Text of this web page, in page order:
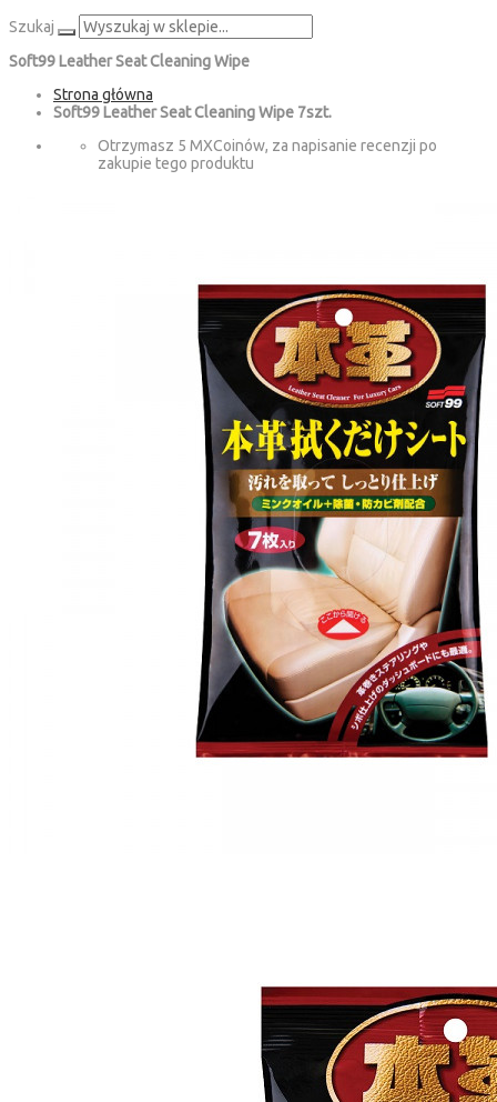
Szukaj
Soft99 Leather Seat Cleaning Wipe
Strona główna
Soft99 Leather Seat Cleaning Wipe 7szt.
Otrzymasz 5 MXCoinów, za napisanie recenzji po
zakupie tego produktu